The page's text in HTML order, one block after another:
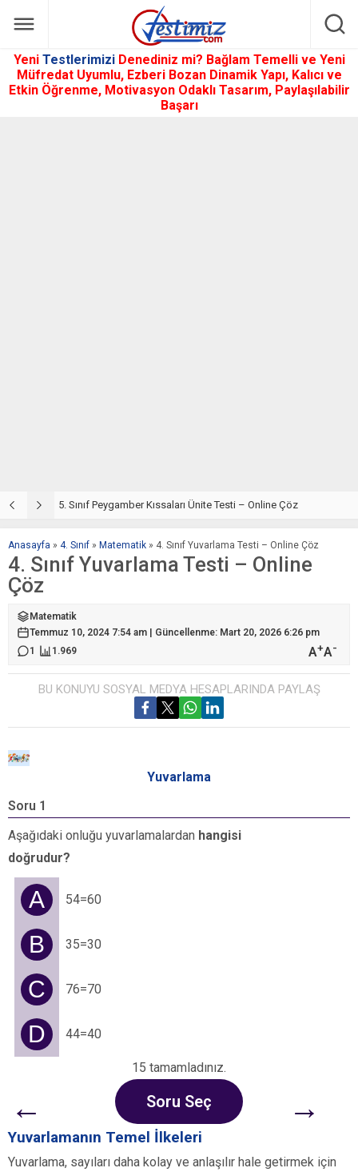
Yeni Testlerimizi Denediniz mi? Bağlam Temelli ve Yeni
Müfredat Uyumlu, Ezberi Bozan Dinamik Yapı, Kalıcı ve
Etkin Öğrenme, Motivasyon Odaklı Tasarım, Paylaşılabilir
Başarı
5. Sınıf Peygamber Kıssaları Ünite Testi – Online Çöz
Anasayfa » 4. Sınıf » Matematik » 4. Sınıf Yuvarlama Testi – Online Çöz
4. Sınıf Yuvarlama Testi – Online
Çöz
Matematik
Temmuz 10, 2024 7:54 am | Güncellenme: Mart 20, 2026 6:26 pm
1
1.969 A+A-
BU KONUYU SOSYAL MEDYA HESAPLARINDA PAYLAŞ
Yuvarlama
Soru 1
Aşağıdaki onluğu yuvarlamalardan hangisi
doğrudur?
A 54=60
B 35=30
C 76=70
D 44=40
15 tamamladınız.
← Soru Seç →
Yuvarlamanın Temel İlkeleri
Yuvarlama, sayıları daha kolay ve anlaşılır hale getirmek için